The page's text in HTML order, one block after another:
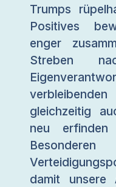
Trumps
Positives
enger
Streben
gleichzeitig
neu
damit unsere